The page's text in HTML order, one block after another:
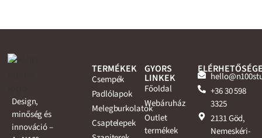
Design,
minőség és
innováció –
TERMÉKEK
Csempék
Padlólapok
Melegburkolatok
Csaptelepek
GYORS
LINKEK
Főoldal
Webáruház
Outlet
termékek
+36 30 598
3325
2131 Göd,
Nemeskéri-